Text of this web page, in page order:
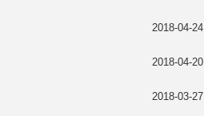
2018-04-24
2018-04-20
2018-03-27